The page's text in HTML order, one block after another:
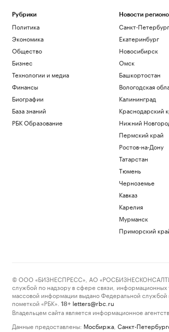
Рубрики
Политика
Экономика
Общество
Бизнес
Технологии и медиа
Финансы
Биографии
База знаний
РБК Образование
Новости
Санкт-
Екатеринбург
Новосибирск
Омск
Башкортостан
Вологодская
Калининград
Краснодарский
Нижний
Пермский край
Ростов-на-Дону
Татарстан
Тюмень
Черноземье
Кавказ
Карелия
Мурманск
Приморский
© ООО «БИЗНЕСПРЕСС», АО
службой по надзору в сфере связи,
массовой информации выдано Федеральной
пометкой «РБК».
18+ letters@rbc.ru
Владельцем сайта является информационное
Данные предоставлены: Мосбиржа Санкт-